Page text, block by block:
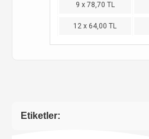
9 x 78,70 TL
12 x 64,00 TL
Etiketler: